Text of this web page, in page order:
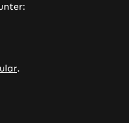
.
in neuem Tab
– öffnet in neuem Tab